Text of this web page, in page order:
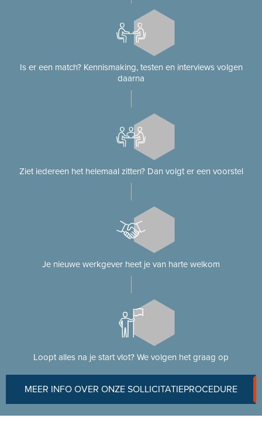
Is er een match? Kennismaking, testen en interviews volgen
daarna
Ziet iedereen het helemaal zitten? Dan volgt er een voorstel
Je nieuwe werkgever heet je van harte welkom
Loopt alles na je start vlot? We volgen het graag op
MEER INFO OVER ONZE SOLLICITATIEPROCEDURE